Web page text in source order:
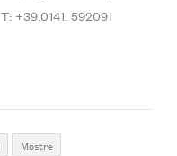
T: +39.0141. 592091
Mostre